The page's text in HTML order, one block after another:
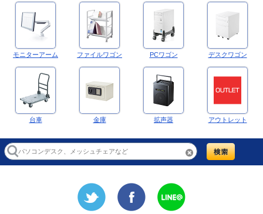
モニターアーム ファイルワゴン PCワゴン デスクワゴン
台車 金庫 拡声器 アウトレット